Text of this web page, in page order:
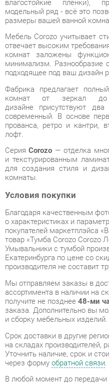
Мебель Corozo учитывает
отвечает высоким
комнат заложены
минимализм. Разнообразие
подходящее под ваш дизайн
Фабрика предлагает
комнат от зеркал
дизайне присутствуют два
прованса, ретро и кантри,
лофт.
СерияCorozo — отделка
и текстурированным
для создания стиля и
комнаты.
Условия покупки
Благодаря качественным
покупателей маркетплэйса
товар «Тумба Corozo Corozo
Умывальники с тумбой
Екатеринбурга по цене со
производителя не составит
Мы отправляем заказы в
ассортимента в наличии на
получите не позднее48-ми
заказа. Дополнительно вы
Срок доставки в другие
на складах производителей,
Уточнить наличие, срок и
через формуобратной связи.
В любой момент до передачи
течение 7-ми дней после
изменить выборили принять
Несмотря на качественную
могут быть повреждены при